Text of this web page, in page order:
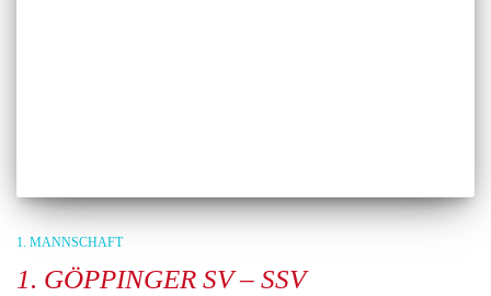
1. MANNSCHAFT
1. GÖPPINGER SV – SSV